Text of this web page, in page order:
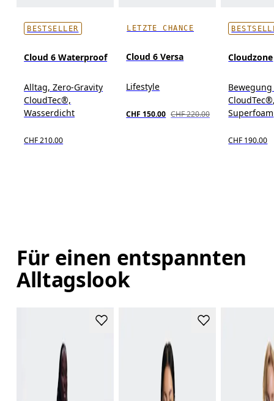
BESTSELLER
Cloud 6 Waterproof
Alltag, Zero-Gravity
CloudTec®,
Wasserdicht
CHF 210.00
LETZTE CHANCE
Cloud 6 Versa
Lifestyle
CHF 150.00 CHF 220.00
Cloudzone
Superfoam
CHF 190.00
Für einen entspannten
Alltagslook